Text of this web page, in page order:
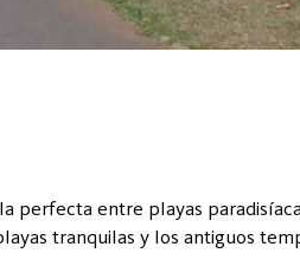
perfecta entre playas
tranquilas y los antiguos